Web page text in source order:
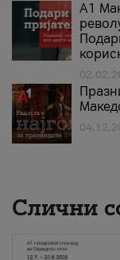
А1
Слични